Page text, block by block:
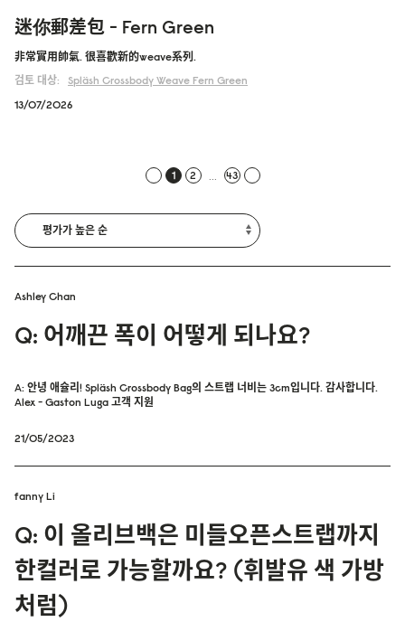
迷你郵差包 - Fern Green
非常實用帥氣. 很喜歡新的weave系列.
검토 대상:
Spläsh Crossbody Weave Fern Green
13/07/2026
1 2 ... 43
Ashley Chan
Q: 어깨끈 폭이 어떻게 되나요?
A: 안녕 애슐리! Spläsh Crossbody Bag의 스트랩 너비는 3cm입니다. 감사합니다.
Alex - Gaston Luga 고객 지원
21/05/2023
fanny Li
Q: 이 올리브백은 미들오픈스트랩까지
한컬러로 가능할까요? (휘발유 색 가방
처럼)